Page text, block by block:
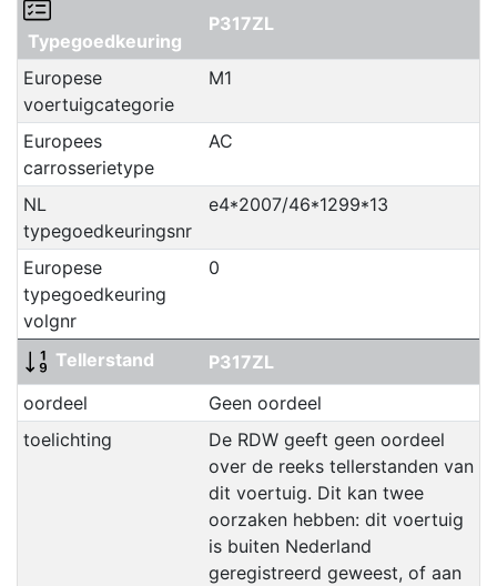
Typegoedkeuring
P317ZL
Europese
voertuigcategorie
M1
Europees
carrosserietype
AC
NL
typegoedkeuringsnr
e4*2007/46*1299*13
Europese
typegoedkeuring
volgnr
0
Tellerstand
P317ZL
oordeel
Geen oordeel
toelichting
De RDW geeft geen oordeel
over de reeks tellerstanden van
dit voertuig. Dit kan twee
oorzaken hebben: dit voertuig
is buiten Nederland
geregistreerd geweest, of aan